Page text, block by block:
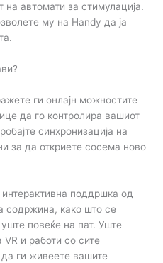
на автомати за стимулација.
му на Handy да ја
ги онлајн можностите
да го контролира вашиот
синхронизација на
за да откриете сосема ново
поддршка од
содржина, како што се
повеќе на пат. Уште
и работи со сите
ги живеете вашите